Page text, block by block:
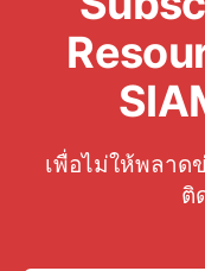
เพื่อไม่ให้พลาด
ติ